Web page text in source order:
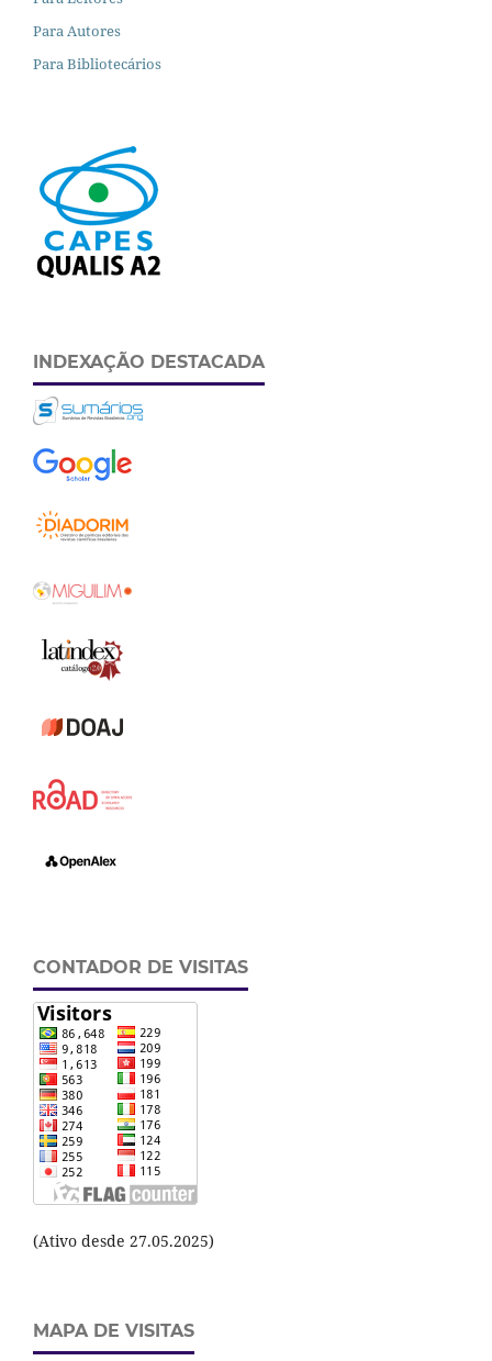
Para Autores
Para Bibliotecários
INDEXAÇÃO DESTACADA
CONTADOR DE VISITAS
(Ativo desde 27.05.2025)
MAPA DE VISITAS